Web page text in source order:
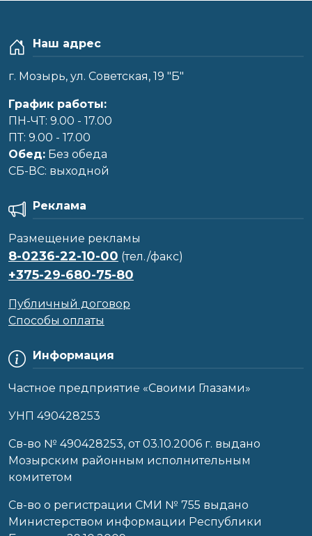
Наш адрес
г. Мозырь, ул. Советская, 19 "Б"
График работы:
ПН-ЧТ: 9.00 - 17.00
ПТ: 9.00 - 17.00
Обед: Без обеда
CБ-ВС: выходной
Информация
Частное предприятие «Своими Глазами»
УНП 490428253
Cв-во № 490428253, от 03.10.2006 г. выдано
Мозырским районным исполнительным
комитетом
Св-во о регистрации СМИ № 755 выдано
Министерством информации Республики
Реклама
Размещение рекламы
8-0236-22-10-00 (тел./факс)
+375-29-680-75-80
Публичный договор
Способы оплаты